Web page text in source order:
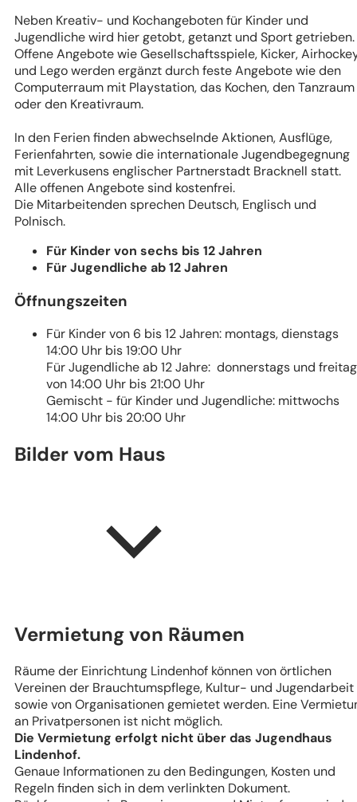
Neben Kreativ- und Kochangeboten für Kinder und
Jugendliche wird hier getobt, getanzt und Sport getrieben.
Offene Angebote wie Gesellschaftsspiele, Kicker,
und Lego werden ergänzt durch feste Angebote wie den
Computerraum mit Playstation, das Kochen, den Tanzraum
oder den Kreativraum.
In den Ferien finden abwechselnde Aktionen, Ausflüge,
Ferienfahrten, sowie die internationale Jugendbegegnung
mit Leverkusens englischer Partnerstadt Bracknell statt.
Alle offenen Angebote sind kostenfrei.
Die Mitarbeitenden sprechen Deutsch, Englisch und
Polnisch.
Für Kinder von sechs bis 12 Jahren
Für Jugendliche ab 12 Jahren
Öffnungszeiten
Für Kinder von 6 bis 12 Jahren: montags, dienstags
14:00 Uhr bis 19:00 Uhr
Für Jugendliche ab 12 Jahre: donnerstags und
von 14:00 Uhr bis 21:00 Uhr
Gemischt - für Kinder und Jugendliche: mittwochs
14:00 Uhr bis 20:00 Uhr
Bilder vom Haus
Vermietung von Räumen
Räume der Einrichtung Lindenhof können von örtlichen
Vereinen der Brauchtumspflege, Kultur- und Jugendarbeit
sowie von Organisationen gemietet werden. Eine
an Privatpersonen ist nicht möglich.
Die Vermietung erfolgt nicht über das Jugendhaus
Lindenhof.
Genaue Informationen zu den Bedingungen, Kosten und
Regeln finden sich in dem verlinkten Dokument.